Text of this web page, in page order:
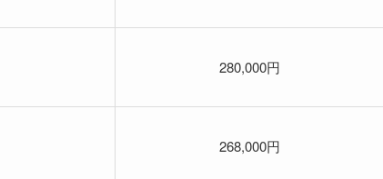
280,000円
268,000円